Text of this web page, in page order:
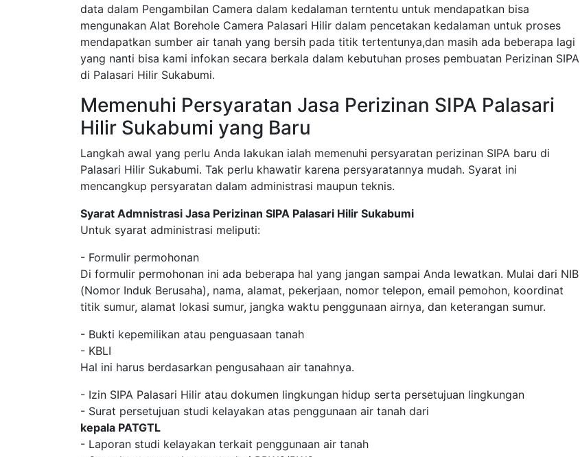
data dalam Pengambilan Camera dalam kedalaman terntentu untuk mendapatkan bisa
mengunakan Alat Borehole Camera Palasari Hilir dalam pencetakan kedalaman untuk proses
mendapatkan sumber air tanah yang bersih pada titik tertentunya,dan masih ada beberapa lagi
yang nanti bisa kami infokan secara berkala dalam kebutuhan proses pembuatan Perizinan SIPA
di Palasari Hilir Sukabumi.
Memenuhi Persyaratan Jasa Perizinan SIPA Palasari
Hilir Sukabumi yang Baru
Langkah awal yang perlu Anda lakukan ialah memenuhi persyaratan perizinan SIPA baru di
Palasari Hilir Sukabumi. Tak perlu khawatir karena persyaratannya mudah. Syarat ini
mencangkup persyaratan dalam administrasi maupun teknis.
Syarat Admnistrasi Jasa Perizinan SIPA Palasari Hilir Sukabumi
Untuk syarat administrasi meliputi:
- Formulir permohonan
Di formulir permohonan ini ada beberapa hal yang jangan sampai Anda lewatkan. Mulai dari NIB
(Nomor Induk Berusaha), nama, alamat, pekerjaan, nomor telepon, email pemohon, koordinat
titik sumur, alamat lokasi sumur, jangka waktu penggunaan airnya, dan keterangan sumur.
- Bukti kepemilikan atau penguasaan tanah
- KBLI
Hal ini harus berdasarkan pengusahaan air tanahnya.
- Izin SIPA Palasari Hilir atau dokumen lingkungan hidup serta persetujuan lingkungan
- Surat persetujuan studi kelayakan atas penggunaan air tanah dari
kepala PATGTL
- Laporan studi kelayakan terkait penggunaan air tanah